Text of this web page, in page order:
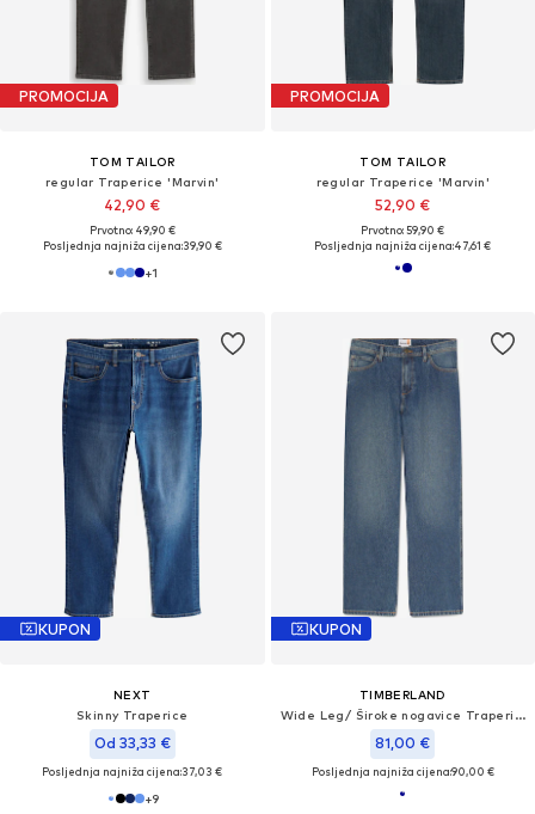
PROMOCIJA
TOM TAILOR
regular Traperice 'Marvin'
42,90 €
Prvotno: 49,90 €
Posljednja najniža cijena:39,90 €
+1
PROMOCIJA
TOM TAILOR
regular Traperice 'Marvin'
52,90 €
Prvotno: 59,90 €
Posljednja najniža cijena:47,61 €
KUPON
NEXT
Skinny Traperice
Od 33,33 €
Posljednja najniža cijena:37,03 €
+9
KUPON
TIMBERLAND
Wide Leg/ Široke nogavice Traperice
81,00 €
Posljednja najniža cijena:90,00 €